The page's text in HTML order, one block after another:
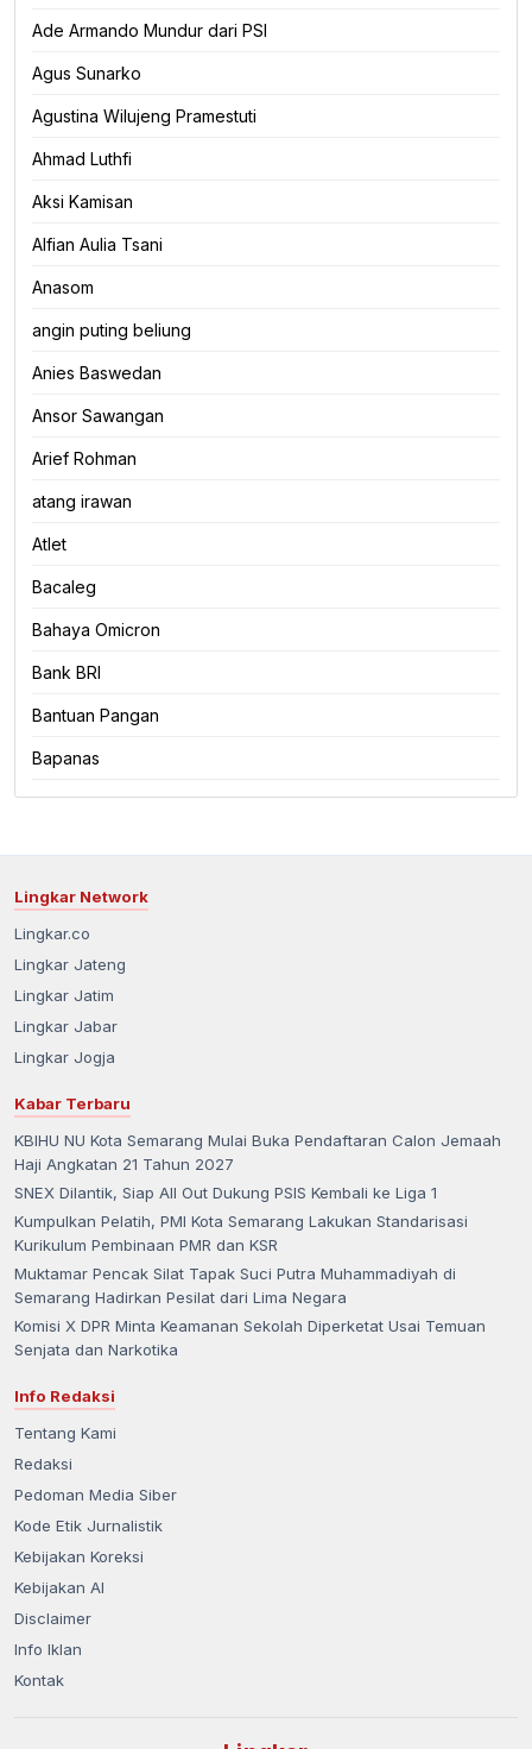
Ade Armando Mundur dari PSI
Agus Sunarko
Agustina Wilujeng Pramestuti
Ahmad Luthfi
Aksi Kamisan
Alfian Aulia Tsani
Anasom
angin puting beliung
Anies Baswedan
Ansor Sawangan
Arief Rohman
atang irawan
Atlet
Bacaleg
Bahaya Omicron
Bank BRI
Bantuan Pangan
Bapanas
Lingkar Network
Lingkar.co
Lingkar Jateng
Lingkar Jatim
Lingkar Jabar
Lingkar Jogja
Kabar Terbaru
KBIHU NU Kota Semarang Mulai Buka Pendaftaran Calon Jemaah
Haji Angkatan 21 Tahun 2027
SNEX Dilantik, Siap All Out Dukung PSIS Kembali ke Liga 1
Kumpulkan Pelatih, PMI Kota Semarang Lakukan Standarisasi
Kurikulum Pembinaan PMR dan KSR
Muktamar Pencak Silat Tapak Suci Putra Muhammadiyah di
Semarang Hadirkan Pesilat dari Lima Negara
Komisi X DPR Minta Keamanan Sekolah Diperketat Usai Temuan
Senjata dan Narkotika
Info Redaksi
Tentang Kami
Redaksi
Pedoman Media Siber
Kode Etik Jurnalistik
Kebijakan Koreksi
Kebijakan AI
Disclaimer
Info Iklan
Kontak